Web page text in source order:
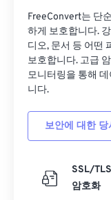
FreeConvert는 단
하게 보호합니다.
디오, 문서 등 어떤
보호합니다. 고급
모니터링을 통해
니다.
보안에 대한
SSL/TLS
암호화